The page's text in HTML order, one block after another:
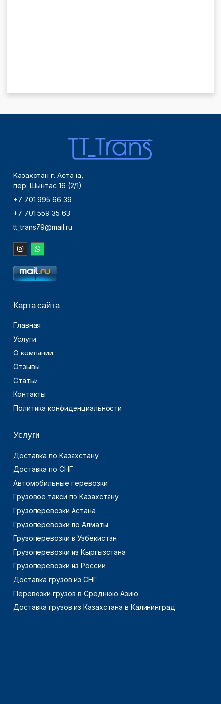
Казахстан г. Астана,
пер. Шынтас 16 (2/1)
+7 701 995 66 39
+7 701 559 35 63
tt_trans79@mail.ru
Карта сайта
Главная
Услуги
О компании
Отзывы
Статьи
Контакты
Политика конфиденциальности
Услуги
Доставка по Казахстану
Доставка по СНГ
Автомобильные перевозки
Грузовое такси по Казахстану
Грузоперевозки Астана
Грузоперевозки по Алматы
Грузоперевозки в Узбекистан
Грузоперевозки из Кыргызстана
Грузоперевозки из России
Доставка грузов из СНГ
Перевозки грузов в Среднюю Азию
Доставка грузов из Казахстана в Калининград